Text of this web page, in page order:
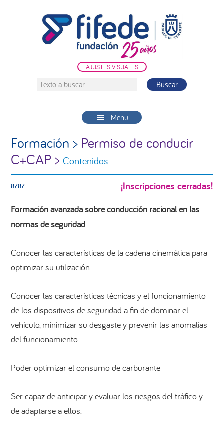
AJUSTES VISUALES
Texto
Menu
Formación > Permiso de conducir
C+CAP >Contenidos
8787 ¡Inscripciones cerradas!
Formación avanzada sobre conducción racional en las
normas de seguridad
Conocer las características de la cadena cinemática para
optimizar su utilización.
Conocer las características técnicas y el funcionamiento
de los dispositivos de seguridad a fin de dominar el
vehículo, minimizar su desgaste y prevenir las anomalías
del funcionamiento.
Poder optimizar el consumo de carburante
Ser capaz de anticipar y evaluar los riesgos del tráfico y
de adaptarse a ellos.